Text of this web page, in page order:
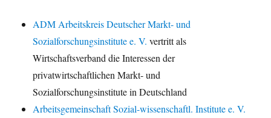
ADM Arbeitskreis Deutscher Markt- und
Sozialforschungsinstitute e. V. vertritt als
Wirtschaftsverband die Interessen der
privatwirtschaftlichen Markt- und
Sozialforschungsinstitute in Deutschland
Arbeitsgemeinschaft Sozial-wissenschaftl. Institute e. V.